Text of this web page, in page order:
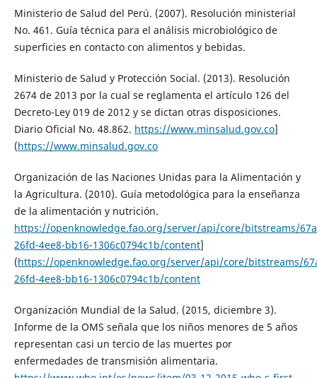
Ministerio de Salud del Perú. (2007). Resolución ministerial
No. 461. Guía técnica para el análisis microbiológico de
superficies en contacto con alimentos y bebidas.
Ministerio de Salud y Protección Social. (2013). Resolución
2674 de 2013 por la cual se reglamenta el artículo 126 del
Decreto-Ley 019 de 2012 y se dictan otras disposiciones.
Diario Oficial No. 48.862. https://www.minsalud.gov.co]
(https://www.minsalud.gov.co
Organización de las Naciones Unidas para la Alimentación y
la Agricultura. (2010). Guía metodológica para la enseñanza
de la alimentación y nutrición.
https://openknowledge.fao.org/server/api/core/bitstreams/
26fd-4ee8-bb16-1306c0794c1b/content]
(https://openknowledge.fao.org/server/api/core/bitstreams/
26fd-4ee8-bb16-1306c0794c1b/content
Organización Mundial de la Salud. (2015, diciembre 3).
Informe de la OMS señala que los niños menores de 5 años
representan casi un tercio de las muertes por
enfermedades de transmisión alimentaria.